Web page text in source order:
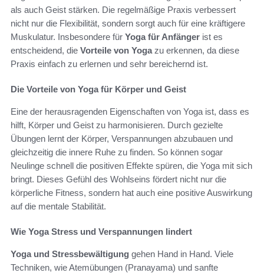
als auch Geist stärken. Die regelmäßige Praxis verbessert
nicht nur die Flexibilität, sondern sorgt auch für eine kräftigere
Muskulatur. Insbesondere für Yoga für Anfänger ist es
entscheidend, die Vorteile von Yogazu erkennen, da diese
Praxis einfach zu erlernen und sehr bereichernd ist.
Die Vorteile von Yoga für Körper und Geist
Eine der herausragenden Eigenschaften von Yoga ist, dass es
hilft, Körper und Geist zu harmonisieren. Durch gezielte
Übungen lernt der Körper, Verspannungen abzubauen und
gleichzeitig die innere Ruhe zu finden. So können sogar
Neulinge schnell die positiven Effekte spüren, die Yoga mit sich
bringt. Dieses Gefühl des Wohlseins fördert nicht nur die
körperliche Fitness, sondern hat auch eine positive Auswirkung
auf die mentale Stabilität.
Wie Yoga Stress und Verspannungen lindert
Yoga und Stressbewältigung gehen Hand in Hand. Viele
Techniken, wie Atemübungen (Pranayama) und sanfte